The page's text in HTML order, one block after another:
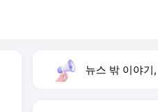
뉴스 밖 이야기,